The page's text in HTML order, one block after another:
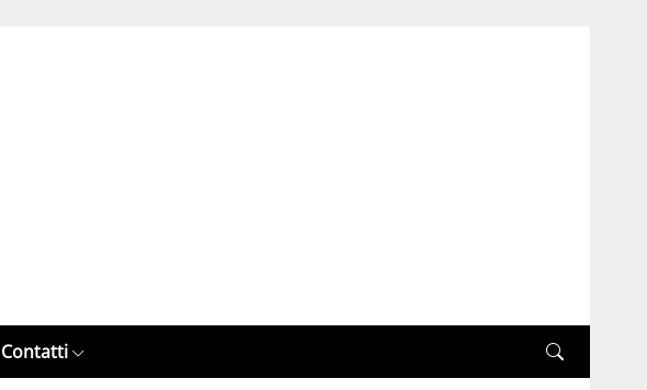
Contatti